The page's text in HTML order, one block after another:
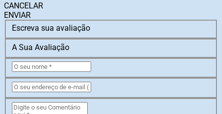
CANCELAR
ENVIAR
Escreva sua avaliação
A Sua Avaliação